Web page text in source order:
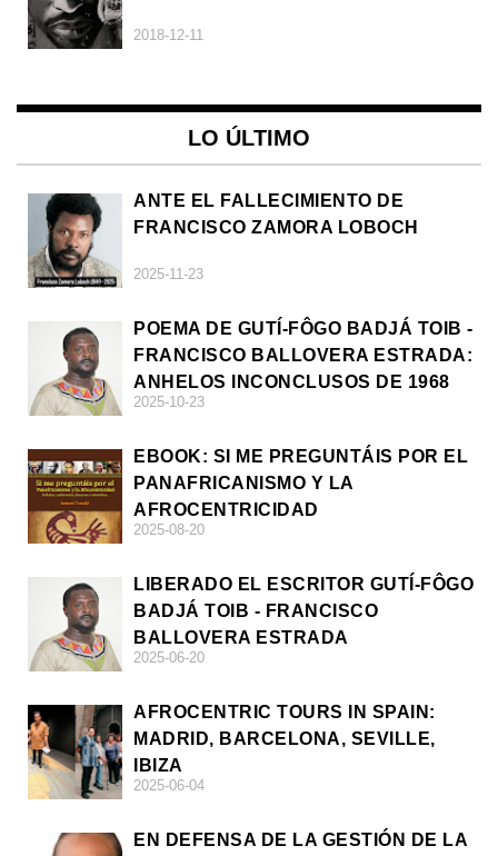
2018-12-11
LO ÚLTIMO
ANTE EL FALLECIMIENTO DE
FRANCISCO ZAMORA LOBOCH
2025-11-23
POEMA DE GUTÍ-FÔGO BADJÁ TOIB -
FRANCISCO BALLOVERA ESTRADA:
ANHELOS INCONCLUSOS DE 1968
2025-10-23
EBOOK: SI ME PREGUNTÁIS POR EL
PANAFRICANISMO Y LA
AFROCENTRICIDAD
2025-08-20
LIBERADO EL ESCRITOR GUTÍ-FÔGO
BADJÁ TOIB - FRANCISCO
BALLOVERA ESTRADA
2025-06-20
AFROCENTRIC TOURS IN SPAIN:
MADRID, BARCELONA, SEVILLE,
IBIZA
2025-06-04
EN DEFENSA DE LA GESTIÓN DE LA